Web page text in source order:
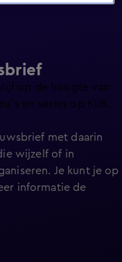
op de hoogte van
en series op KIJK.
met daarin
wijzelf of in
Je kunt je op
informatie de